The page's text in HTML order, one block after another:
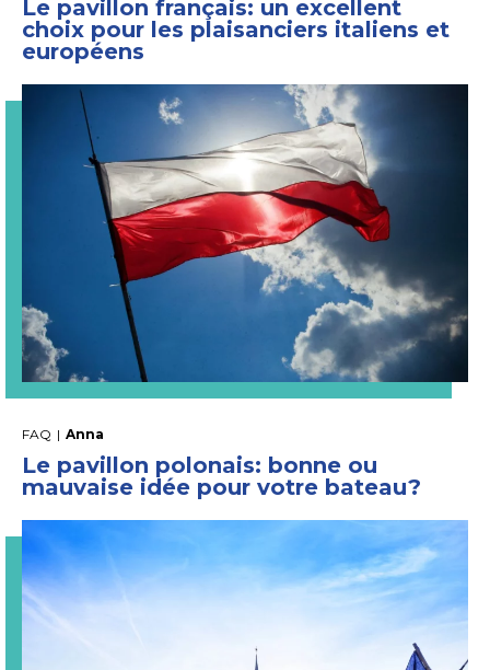
Le pavillon français: un excellent
choix pour les plaisanciers italiens et
européens
Anna
|
FAQ
Le pavillon polonais: bonne ou
mauvaise idée pour votre bateau?